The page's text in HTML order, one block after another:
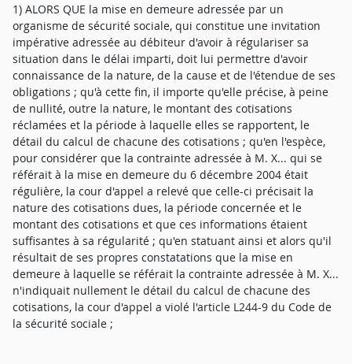
1) ALORS QUE la mise en demeure adressée par un
organisme de sécurité sociale, qui constitue une invitation
impérative adressée au débiteur d'avoir à régulariser sa
situation dans le délai imparti, doit lui permettre d'avoir
connaissance de la nature, de la cause et de l'étendue de ses
obligations ; qu'à cette fin, il importe qu'elle précise, à peine
de nullité, outre la nature, le montant des cotisations
réclamées et la période à laquelle elles se rapportent, le
détail du calcul de chacune des cotisations ; qu'en l'espèce,
pour considérer que la contrainte adressée à M. X... qui se
référait à la mise en demeure du 6 décembre 2004 était
régulière, la cour d'appel a relevé que celle-ci précisait la
nature des cotisations dues, la période concernée et le
montant des cotisations et que ces informations étaient
suffisantes à sa régularité ; qu'en statuant ainsi et alors qu'il
résultait de ses propres constatations que la mise en
demeure à laquelle se référait la contrainte adressée à M. X...
n'indiquait nullement le détail du calcul de chacune des
cotisations, la cour d'appel a violé l'article L244-9 du Code de
la sécurité sociale ;